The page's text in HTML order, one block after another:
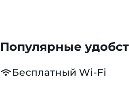
Популярные
Бесплатный Wi-Fi